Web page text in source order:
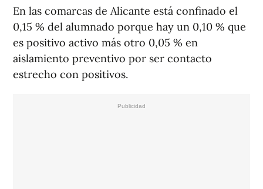
En las comarcas de Alicante está confinado el
0,15 % del alumnado porque hay un 0,10 % que
es positivo activo más otro 0,05 % en
aislamiento preventivo por ser contacto
estrecho con positivos.